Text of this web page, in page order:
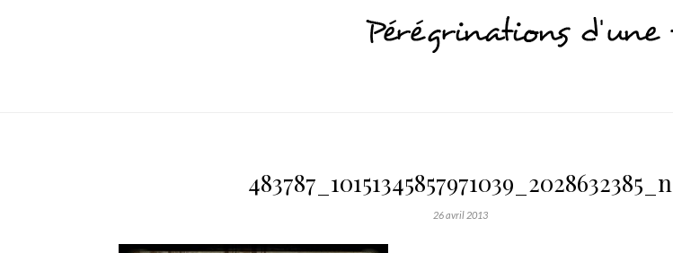
483787_10151345857971039_2028632385_n
26 avril 2013